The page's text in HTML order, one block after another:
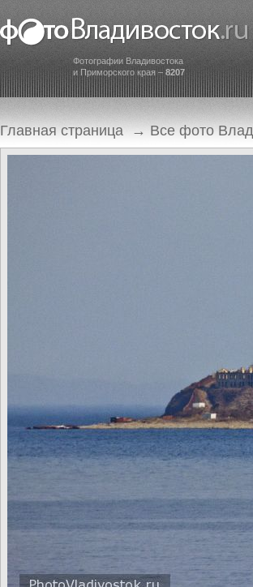
Фотографии Владивостока
и Приморского края – 8207
Главная страница → Все фото